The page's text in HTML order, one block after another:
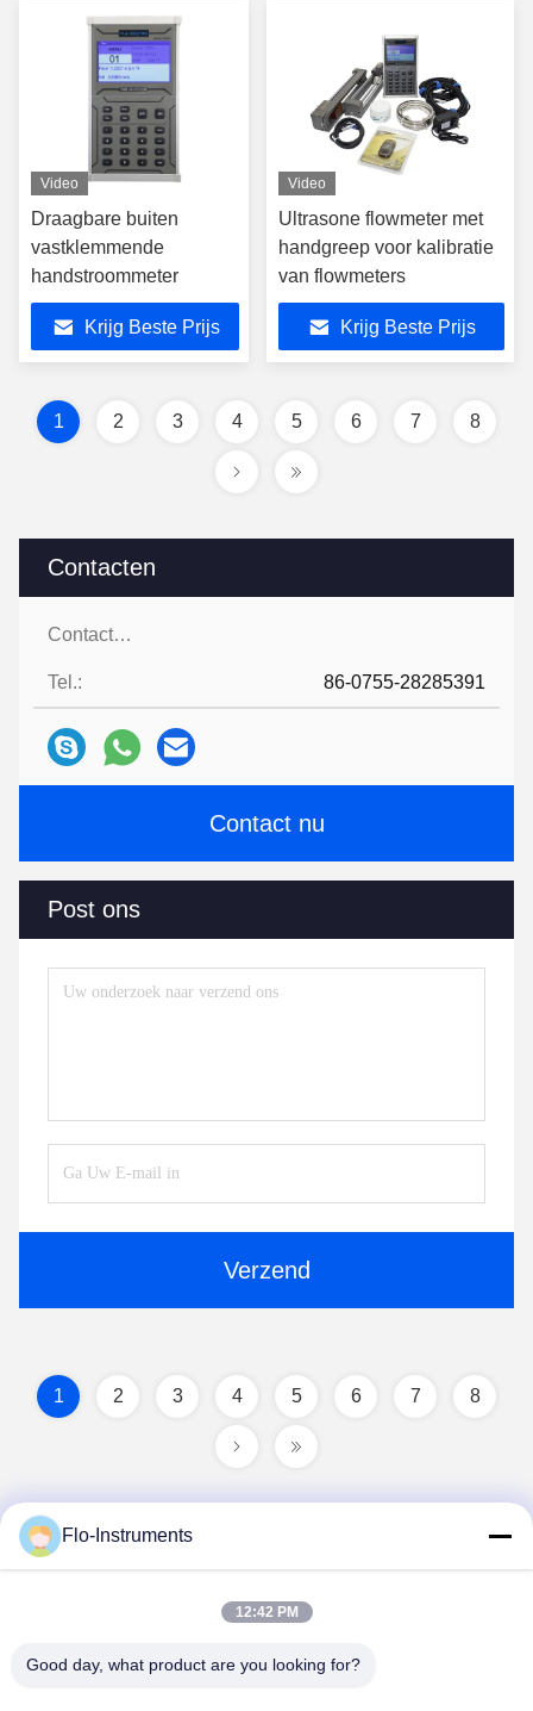
Contacten
Contacten:
Tel.: 86-0755-28285391
Contact nu
Post ons
Verzend
Video
Draagbare buiten
vastklemmende
handstroommeter
Krijg Beste Prijs
Video
Ultrasone flowmeter met
handgreep voor kalibratie
van flowmeters
Krijg Beste Prijs
1 2 3 4 5 6 7 8
1 2 3 4 5 6 7 8
Flo-Instruments Co., Ltd
Flo-Instruments
12:42 PM
Good day, what product are you looking for?